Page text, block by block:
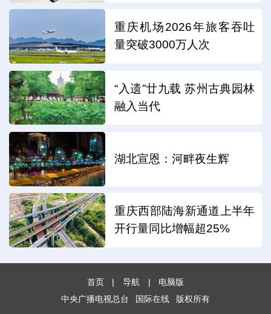
重庆机场2026年旅客吞吐
量突破3000万人次
“入遗”廿九载 苏州古典园林
融入当代
湖北宣恩：河畔夜生辉
重庆西部陆海新通道上半年
开行量同比增幅超25%
首页 | 导航 |
电脑版
中央广播电视总台
国际在线 版权所有